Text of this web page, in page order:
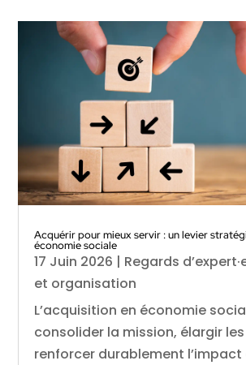
Acquérir pour mieux servir : un levier
économie sociale
17 Juin 2026 | Regards
et organisation
L’acquisition en économie
consolider la mission, élargir
renforcer durablement